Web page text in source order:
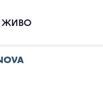
ЖИВО